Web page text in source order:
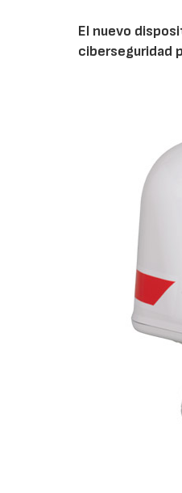
El nuevo
ciberseguridad